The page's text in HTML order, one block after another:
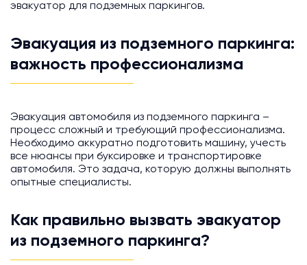
эвакуатор для подземных паркингов.
Эвакуация из подземного паркинга:
важность профессионализма
Эвакуация автомобиля из подземного паркинга –
процесс сложный и требующий профессионализма.
Необходимо аккуратно подготовить машину, учесть
все нюансы при буксировке и транспортировке
автомобиля. Это задача, которую должны выполнять
опытные специалисты.
Как правильно вызвать эвакуатор
из подземного паркинга?